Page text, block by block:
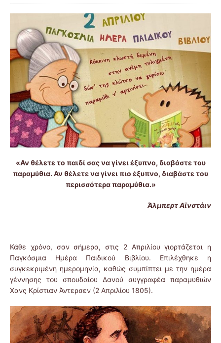
«Αν θέλετε το παιδί σας να γίνει έξυπνο, διαβάστε του
παραμύθια. Αν θέλετε να γίνει πιο έξυπνο, διαβάστε του
περισσότερα παραμύθια.»
Άλμπερτ Αϊνστάιν
Κάθε χρόνο, σαν σήμερα, στις 2 Απριλίου γιορτάζεται η
Παγκόσμια Ημέρα Παιδικού Βιβλίου. Επιλέχθηκε η
συγκεκριμένη ημερομηνία, καθώς συμπίπτει με την ημέρα
γέννησης του σπουδαίου Δανού συγγραφέα παραμυθιών
Χανς Κρίστιαν Άντερσεν (2 Απριλίου 1805).